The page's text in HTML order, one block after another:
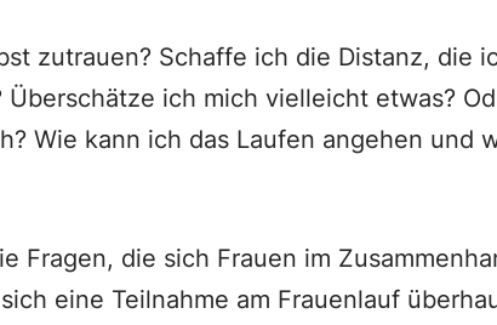
zutrauen? Schaffe ich die Distanz, die
Überschätze ich mich vielleicht etwas?
Wie kann ich das Laufen angehen und
Fragen, die sich Frauen im
eine Teilnahme am Frauenlauf